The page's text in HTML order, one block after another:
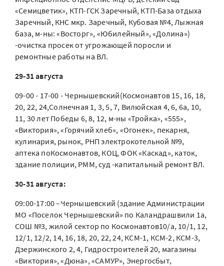
«Семицветик», КТП-ГСК Заречный, КТП-База отдыха
Заречный, КНС мкр. Заречный, Кубовая №4, Лыжная
база, м-ны: «Восторг», «Юбилейный», «Долина»)
-очистка просек от угрожающей поросли и
ремонтные работы на ВЛ.
29-31 августа
09-00 - 17-00 - Чернышевский(Космонавтов 15, 16, 18,
20, 22, 24,Солнечная 1, 3, 5, 7, Вилюйская 4, 6, 6а, 10,
11, 30 лет Победы 6, 8, 12, м-ны «Тройка», «555»,
«Виктория», «Горячий хлеб», «Огонек», пекарня,
кулинария, рынок, РНП электрокотельной №9,
аптека поКосмонавтов, КОЦ, ФОК «Каскад», каток,
здание полиции, РММ, суд -капитальный ремонт ВЛ.
30-31 августа:
09:00-17:00 –Чернышевский (здание Администрации
МО «Поселок Чернышевский» по Каландрашвили 1а,
СОШ №3, жилой сектор по Космонавтов10/а, 10/1, 12,
12/1, 12/2, 14, 16, 18, 20, 22, 24, КСМ-1, КСМ-2, КСМ-3,
Дзержинского 2, 4, Гидростроителей 20, магазины
«Виктория», «Дюна», «САМУР», Энергосбыт,